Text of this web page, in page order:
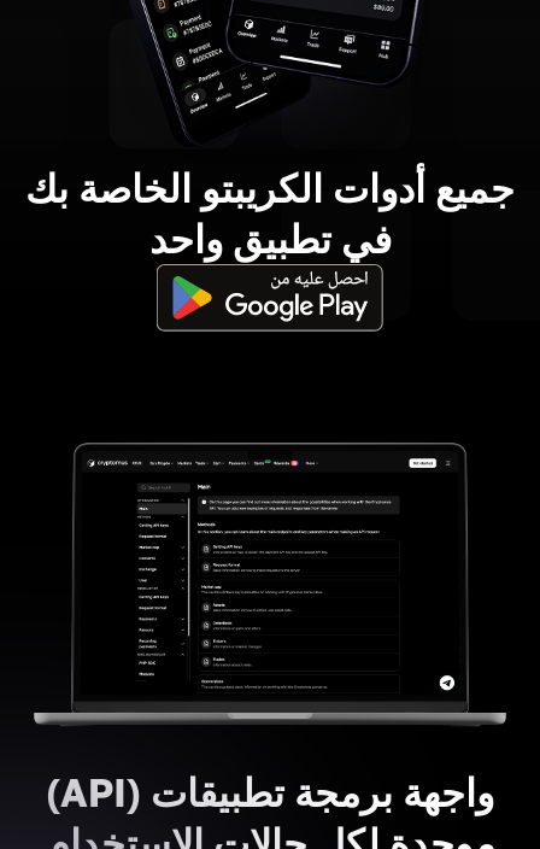
جميع أدوات الكريبتو الخاصة بك
في تطبيق واحد
واجهة برمجة تطبيقات (API)